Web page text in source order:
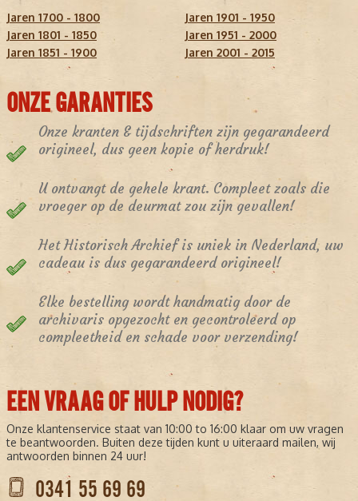
Jaren 1700 - 1800
Jaren 1801 - 1850
Jaren 1851 - 1900
Jaren 1901 - 1950
Jaren 1951 - 2000
Jaren 2001 - 2015
ONZE GARANTIES
Onze kranten & tijdschriften zijn gegarandeerd
origineel, dus geen kopie of herdruk!
U ontvangt de gehele krant. Compleet zoals die
vroeger op de deurmat zou zijn gevallen!
Het Historisch Archief is uniek in Nederland, uw
cadeau is dus gegarandeerd origineel!
Elke bestelling wordt handmatig door de
archivaris opgezocht en gecontroleerd op
compleetheid en schade voor verzending!
EEN VRAAG OF HULP NODIG?
Onze klantenservice staat van 10:00 to 16:00 klaar om uw vragen
te beantwoorden. Buiten deze tijden kunt u uiteraard mailen, wij
antwoorden binnen 24 uur!
0341 55 69 69